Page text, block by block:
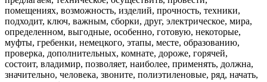
помещениях, возможность, изделий, прочность, техники,
подходит, ключ, важным, сборки, друг, электрическое, мира,
определенном, выгодные, особенно, готовую, некоторые,
муфты, гребенки, немецкого, этапы, месте, образованию,
проверка, дополнительных, комнате, дороже, горячей,
состоит, владимир, позволяет, наиболее, применять, должна,
значительно, человека, звоните, полиэтиленовые, ряд, начать,